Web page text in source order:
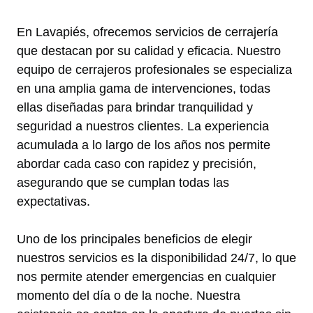
En Lavapiés, ofrecemos servicios de cerrajería
que destacan por su calidad y eficacia. Nuestro
equipo de cerrajeros profesionales se especializa
en una amplia gama de intervenciones, todas
ellas diseñadas para brindar tranquilidad y
seguridad a nuestros clientes. La experiencia
acumulada a lo largo de los años nos permite
abordar cada caso con rapidez y precisión,
asegurando que se cumplan todas las
expectativas.
Uno de los principales beneficios de elegir
nuestros servicios es la disponibilidad 24/7, lo que
nos permite atender emergencias en cualquier
momento del día o de la noche. Nuestra